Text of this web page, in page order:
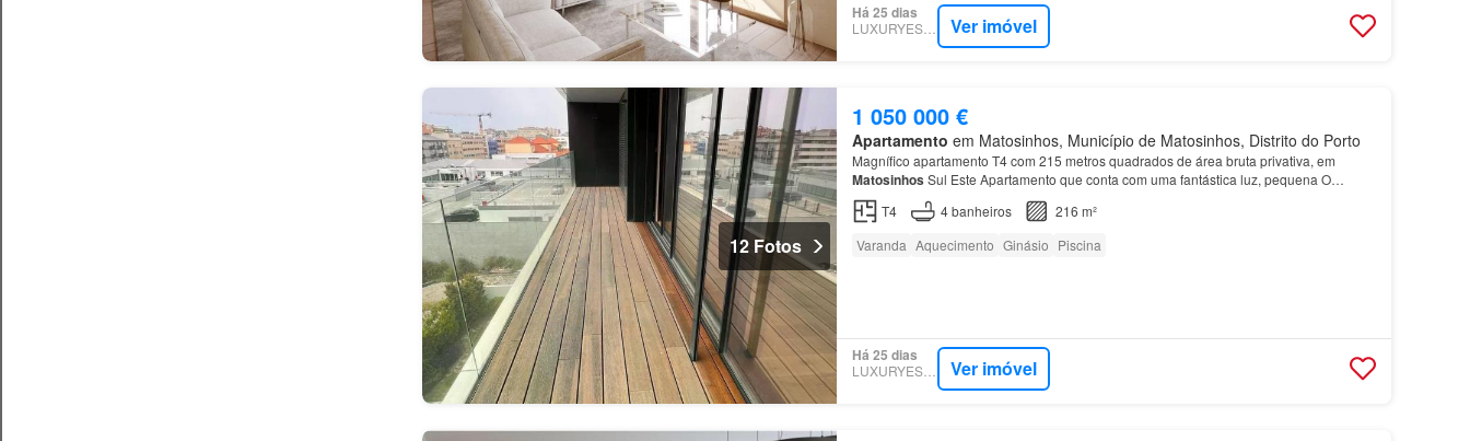
Há 25 dias
LUXURYESTATE Ver imóvel
12 Fotos
1 050 000 €
Apartamento em Matosinhos, Município de Matosinhos, Distrito do Porto
Magnífico apartamento T4 com 215 metros quadrados de área bruta privativa, em
Matosinhos Sul Este Apartamento que conta com uma fantástica luz, pequena O
condomínio contempla uma localização privilegiada em
T4 4banheiros
216 m²
Varanda Aquecimento Ginásio Piscina
Há 25 dias
LUXURYESTATE Ver imóvel